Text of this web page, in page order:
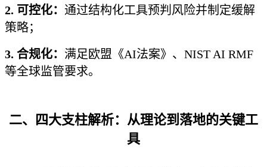
2. 可控化： 通过结构化工具预判风险并制定缓解
策略；
3. 合规化： 满足欧盟《AI法案》、NIST AI RMF
等全球监管要求。
二、四大支柱解析：从理论到落地的关键工
具